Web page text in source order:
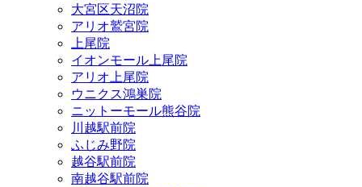
大宮区天沼院
アリオ鷲宮院
上尾院
イオンモール上尾院
アリオ上尾院
ウニクス鴻巣院
ニットーモール熊谷院
川越駅前院
ふじみ野院
越谷駅前院
南越谷駅前院